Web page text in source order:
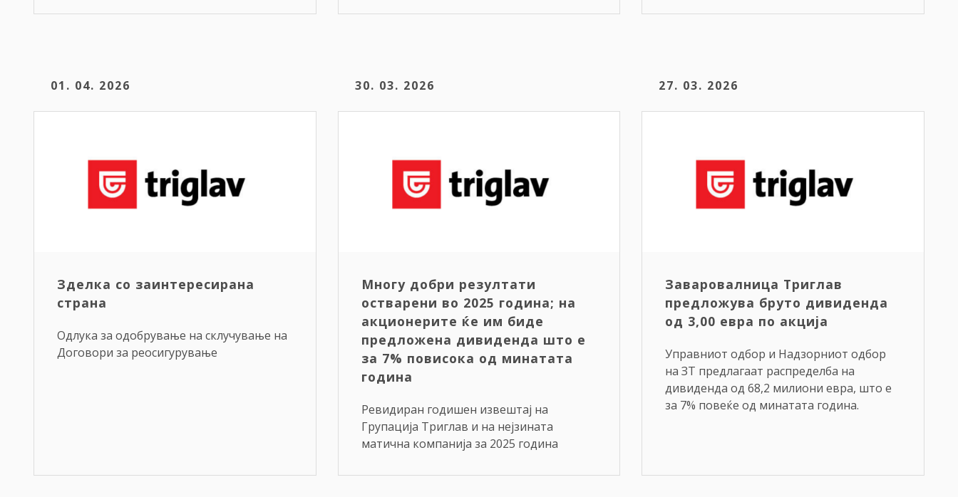
01. 04. 2026
Зделка со заинтересирана
страна
Одлука за одобрување на склучување на
Договори за реосигурување
30. 03. 2026
Многу добри резултати
остварени во 2025 година; на
акционерите ќе им биде
предложена дивиденда што е
за 7% повисока од минатата
година
Ревидиран годишен извештај на
Групација Триглав и на нејзината
матична компанија за 2025 година
27. 03. 2026
Заваровалница Триглав
предложува бруто дивиденда
од 3,00 евра по акција
Управниот одбор и Надзорниот одбор
на ЗТ предлагаат распределба на
дивиденда од 68,2 милиони евра, што е
за 7% повеќе од минатата година.